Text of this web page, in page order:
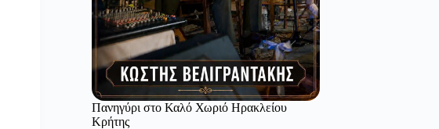
Πανηγύρι στο Καλό Χωριό Ηρακλείου
Κρήτης